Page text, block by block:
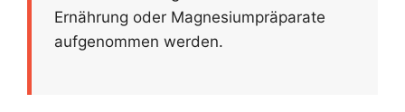
Ernährung oder Magnesiumpräparate
aufgenommen werden.